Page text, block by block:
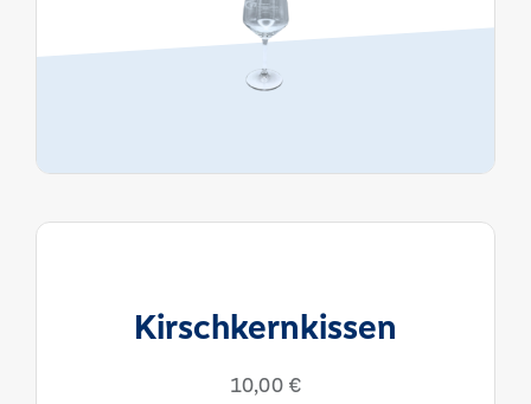
Kirschkernkissen
10,00 €